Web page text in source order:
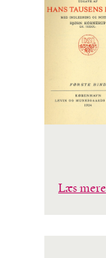
Læs mere